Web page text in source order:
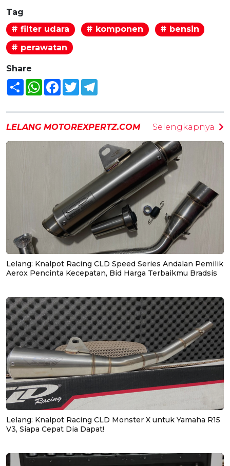
Tag
# filter udara
# komponen
# bensin
# perawatan
Share
Share WhatsAppFacebook
Twitter
LELANG MOTOREXPERTZ.COM Selengkapnya
Lelang: Knalpot Racing CLD Speed Series Andalan Pemilik
Aerox Pencinta Kecepatan, Bid Harga Terbaikmu Bradsis
Lelang: Knalpot Racing CLD Monster X untuk Yamaha R15
V3, Siapa Cepat Dia Dapat!